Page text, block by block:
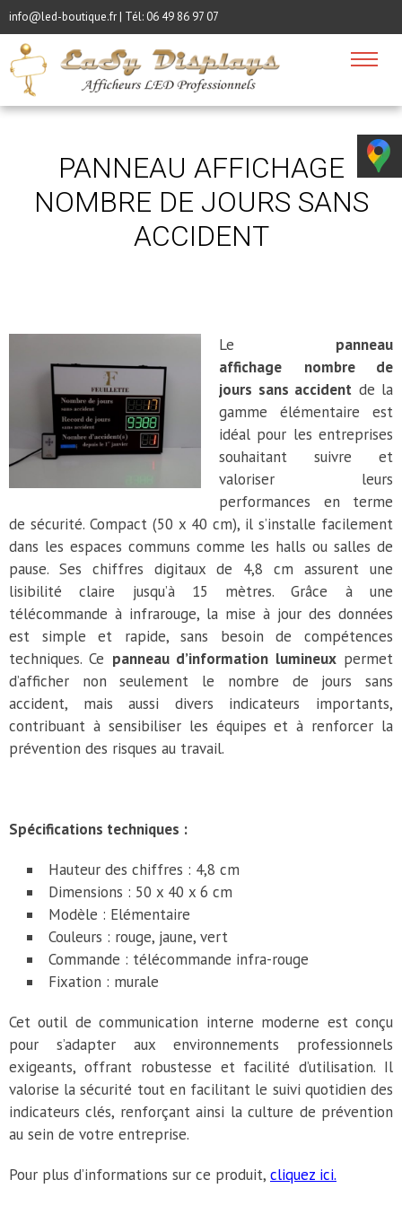
info@led-boutique.fr | Tél: 06 49 86 97 07
PANNEAU AFFICHAGE
NOMBRE DE JOURS SANS
ACCIDENT
Le panneau
affichage
nombre de
jours sans accident de la
gamme élémentaire est
idéal pour les entreprises
souhaitant suivre et
valoriser leurs
performances en terme
de sécurité. Compact (50 x 40 cm), il s’installe facilement
dans les espaces communs comme les halls ou salles de
pause. Ses chiffres digitaux de 4,8 cm assurent une
lisibilité claire jusqu’à 15 mètres. Grâce à une
télécommande à infrarouge, la mise à jour des données
est simple et rapide, sans besoin de compétences
techniques. Ce panneau d’information lumineuxpermet
d’afficher non seulement le nombre de jours sans
accident, mais aussi divers indicateurs importants,
contribuant à sensibiliser les équipes et à renforcer la
prévention des risques au travail.
Spécifications techniques :
Hauteur des chiffres : 4,8 cm
Dimensions : 50 x 40 x 6 cm
Modèle : Elémentaire
Couleurs : rouge, jaune, vert
Commande : télécommande infra-rouge
Fixation : murale
Cet outil de communication interne moderne est conçu
pour s’adapter aux environnements professionnels
exigeants, offrant robustesse et facilité d’utilisation. Il
valorise la sécurité tout en facilitant le suivi quotidien des
indicateurs clés, renforçant ainsi la culture de prévention
au sein de votre entreprise.
Pour plus d’informations sur ce produit, cliquez ici.